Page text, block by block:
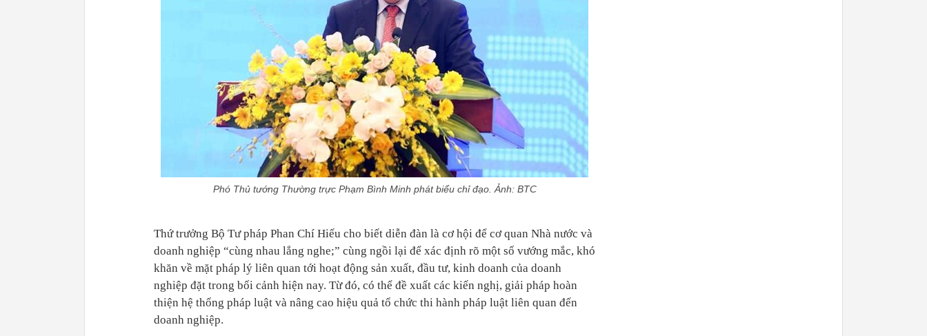
Phó Thủ tướng Thường trực Phạm Bình Minh phát biểu chỉ đạo. Ảnh: BTC
Thứ trưởng Bộ Tư pháp Phan Chí Hiếu cho biết diễn đàn là cơ hội để cơ quan Nhà nước và
doanh nghiệp “cùng nhau lắng nghe;” cùng ngồi lại để xác định rõ một số vướng mắc, khó
khăn về mặt pháp lý liên quan tới hoạt động sản xuất, đầu tư, kinh doanh của doanh
nghiệp đặt trong bối cảnh hiện nay. Từ đó, có thể đề xuất các kiến nghị, giải pháp hoàn
thiện hệ thống pháp luật và nâng cao hiệu quả tổ chức thi hành pháp luật liên quan đến
doanh nghiệp.